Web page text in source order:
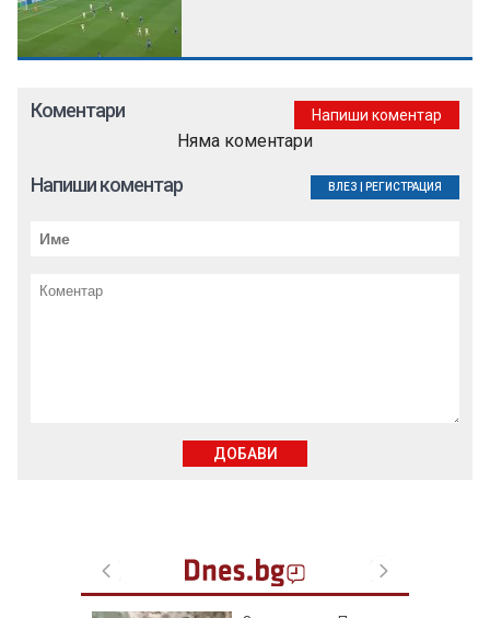
Коментари Напиши коментар
Няма коментари
Напиши коментар ВЛЕЗ РЕГИСТРАЦИЯ
ДОБАВИ